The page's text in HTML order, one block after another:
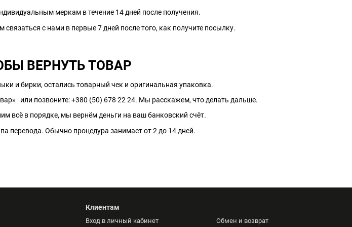
меркам в течение 14 дней после получения.
с нами в первые 7 дней после того, как получите посылку.
ВЕРНУТЬ ТОВАР
и бирки, остались товарный чек и оригинальная упаковка.
или позвоните: +380 (50) 678 22 24. Мы расскажем, что делать дальше.
всё в порядке, мы вернём деньги на ваш банковский счёт.
перевода. Обычно процедура занимает от 2 до 14 дней.
Клиентам
Вход в личный кабинет Обмен и возврат